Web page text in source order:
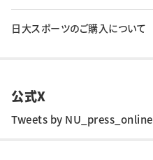
日大スポーツのご購入について
公式X
Tweets by NU_press_online